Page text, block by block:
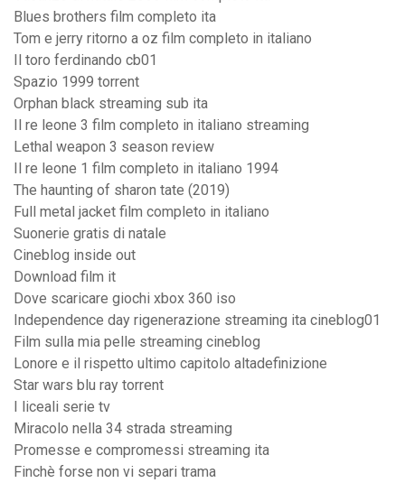
Blues brothers film completo ita
Tom e jerry ritorno a oz film completo in italiano
Il toro ferdinando cb01
Spazio 1999 torrent
Orphan black streaming sub ita
Il re leone 3 film completo in italiano streaming
Lethal weapon 3 season review
Il re leone 1 film completo in italiano 1994
The haunting of sharon tate (2019)
Full metal jacket film completo in italiano
Suonerie gratis di natale
Cineblog inside out
Download film it
Dove scaricare giochi xbox 360 iso
Independence day rigenerazione streaming ita cineblog01
Film sulla mia pelle streaming cineblog
Lonore e il rispetto ultimo capitolo altadefinizione
Star wars blu ray torrent
I liceali serie tv
Miracolo nella 34 strada streaming
Promesse e compromessi streaming ita
Finchè forse non vi separi trama